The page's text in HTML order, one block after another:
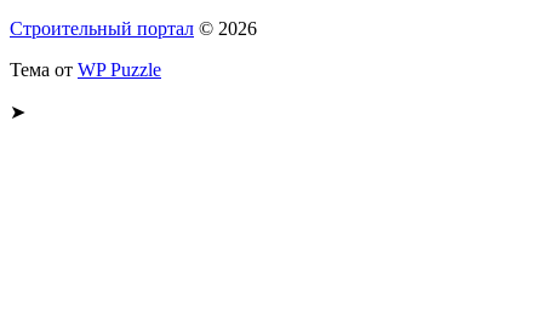
Строительный портал © 2026
Тема от WP Puzzle
➤